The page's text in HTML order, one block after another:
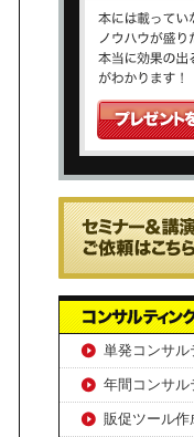
単発コンサル
年間コンサル
販促ツール作